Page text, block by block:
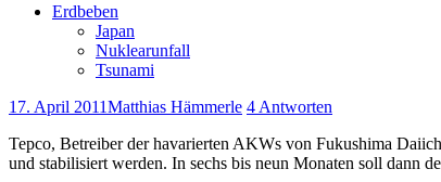
Erdbeben
Japan
Nuklearunfall
Tsunami
17. April 2011Matthias Hämmerle 4 Antworten
Tepco, Betreiber der havarierten AKWs von Fukushima
und stabilisiert werden. In sechs bis neun Monaten soll dann